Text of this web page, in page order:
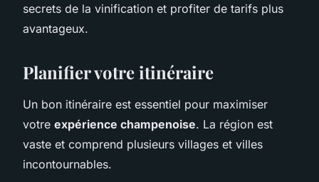
secrets de la vinification et profiter de tarifs plus
avantageux.
Planifier votre itinéraire
Un bon itinéraire est essentiel pour maximiser
votre expérience champenoise. La région est
vaste et comprend plusieurs villages et villes
incontournables.